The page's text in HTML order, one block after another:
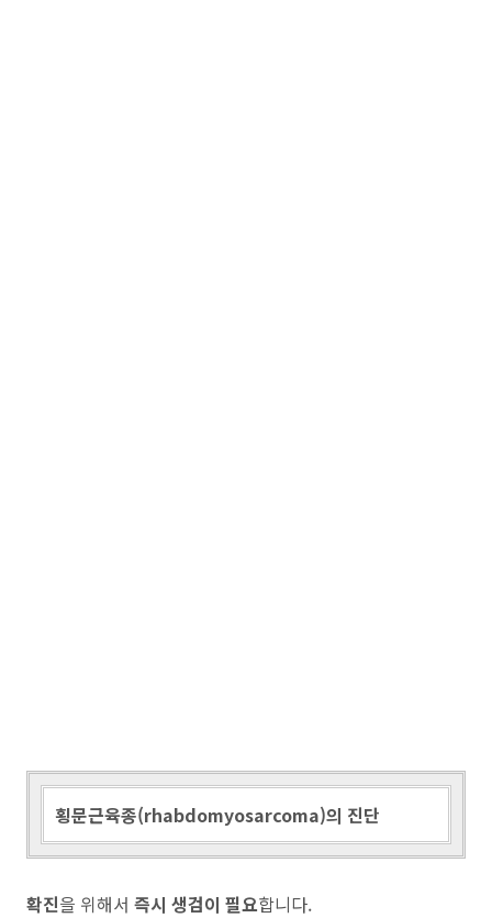
횡문근육종(rhabdomyosarcoma)의 진단
확진을 위해서 즉시 생검이 필요합니다.